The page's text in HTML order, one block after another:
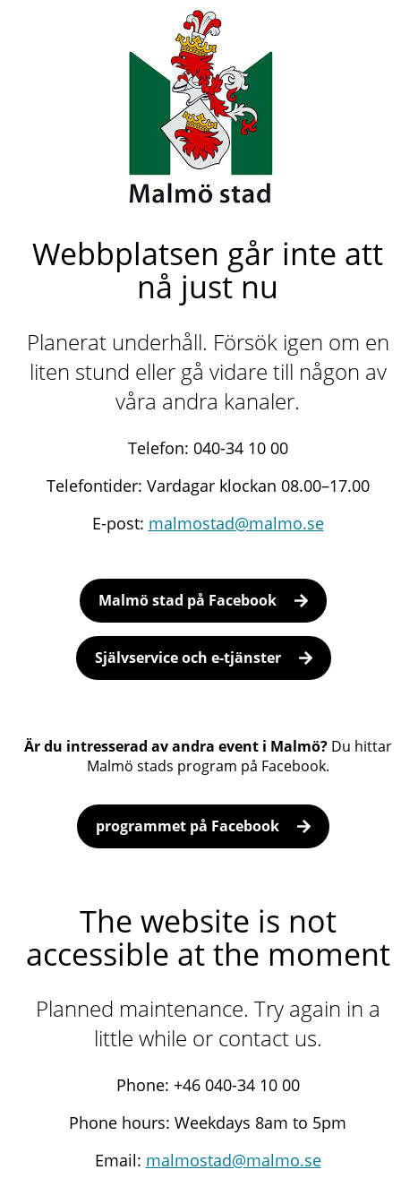
Webbplatsen går inte att
nå just nu
Planerat underhåll. Försök igen om en
liten stund eller gå vidare till någon av
våra andra kanaler.
Telefon: 040-34 10 00
Telefontider: Vardagar klockan 08.00–17.00
E-post: malmostad@malmo.se
Malmö stad på Facebook
Självservice och e-tjänster
Är du intresserad av andra event i Malmö?Du hittar
Malmö stads program på Facebook.
programmet på Facebook
The website is not
accessible at the moment
Planned maintenance. Try again in a
little while or contact us.
Phone: +46 040-34 10 00
Phone hours: Weekdays 8am to 5pm
Email: malmostad@malmo.se